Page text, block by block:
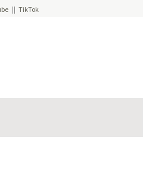
TikTok